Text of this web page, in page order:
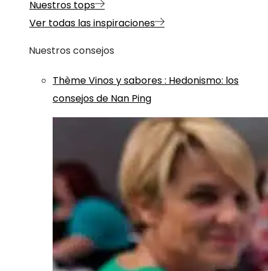
Nuestros tops
Ver todas las inspiraciones
Nuestros consejos
ThèmeVinos y sabores: Hedonismo: los
consejos de Nan Ping